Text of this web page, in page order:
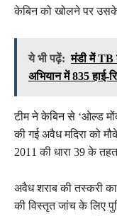
केबिन को खोलने पर उसके
ये भी पढ़ें: मंडी में
अभियान में 835 हाई-
टीम ने केबिन से ‘ओल्ड
की गई अवैध मदिरा को
2011 की धारा 39 के
अवैध शराब की तस्करी
की विस्तृत जांच के लिए